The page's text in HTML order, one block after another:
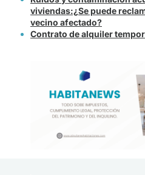
viviendas:¿Se puede
vecino afectado?
Contrato de alquiler